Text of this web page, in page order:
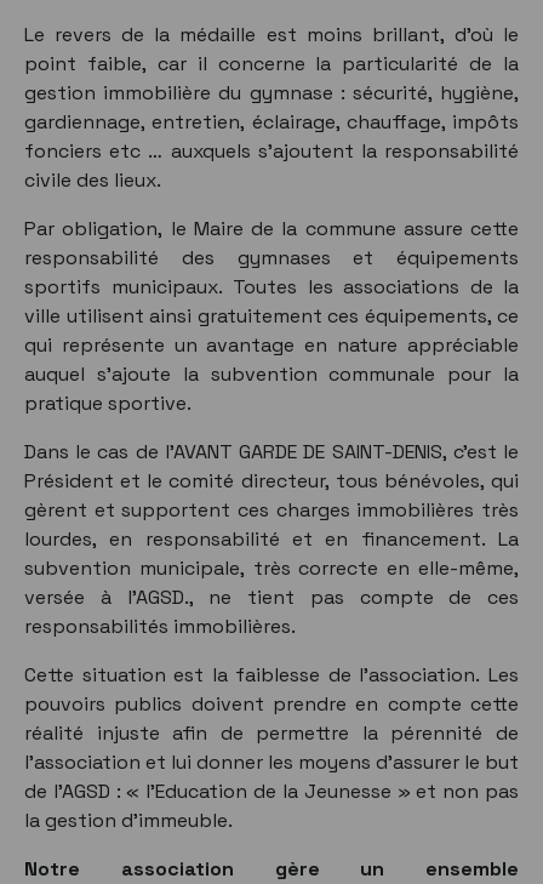
Le revers de la médaille est moins brillant, d’où le
point faible, car il concerne la particularité de la
gestion immobilière du gymnase : sécurité, hygiène,
gardiennage, entretien, éclairage, chauffage, impôts
fonciers etc … auxquels s’ajoutent la responsabilité
civile des lieux.
Par obligation, le Maire de la commune assure cette
responsabilité des gymnases et équipements
sportifs municipaux. Toutes les associations de la
ville utilisent ainsi gratuitement ces équipements, ce
qui représente un avantage en nature appréciable
auquel s’ajoute la subvention communale pour la
pratique sportive.
Dans le cas de l’AVANT GARDE DE SAINT-DENIS, c’est le
Président et le comité directeur, tous bénévoles, qui
gèrent et supportent ces charges immobilières très
lourdes, en responsabilité et en financement. La
subvention municipale, très correcte en elle-même,
versée à l’AGSD., ne tient pas compte de ces
responsabilités immobilières.
Cette situation est la faiblesse de l’association. Les
pouvoirs publics doivent prendre en compte cette
réalité injuste afin de permettre la pérennité de
l’association et lui donner les moyens d’assurer le but
de l’AGSD : « l’Education de la Jeunesse » et non pas
la gestion d’immeuble.
Notre association gère un ensemble